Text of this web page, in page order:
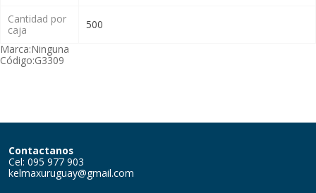
Cantidad por
caja
500
Marca:Ninguna
Código:G3309
Contactanos
Cel: 095 977 903
kelmaxuruguay@gmail.com